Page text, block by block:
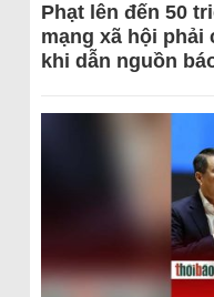
Phạt lên đến 50
mạng xã hội phải
khi dẫn nguồn